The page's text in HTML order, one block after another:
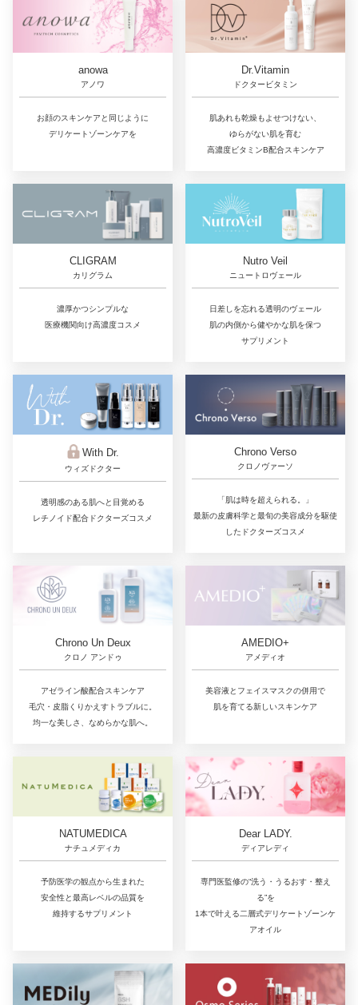
anowa
アノワ
お顔のスキンケアと同じように
デリケートゾーンケアを
Dr.Vitamin
ドクタービタミン
肌あれも乾燥もよせつけない、
ゆらがない肌を育む
高濃度ビタミンB配合スキンケア
CLIGRAM
カリグラム
濃厚かつシンプルな
医療機関向け高濃度コスメ
Nutro Veil
ニュートロヴェール
日差しを忘れる透明のヴェール
肌の内側から健やかな肌を保つ
サプリメント
With Dr.
ウィズドクター
透明感のある肌へと目覚める
レチノイド配合ドクターズコスメ
Chrono Verso
クロノヴァーソ
「肌は時を超えられる。」
最新の皮膚科学と最旬の美容成分を駆使
したドクターズコスメ
Chrono Un Deux
クロノ アンドゥ
アゼライン酸配合スキンケア
毛穴・皮脂くりかえすトラブルに。
均一な美しさ、なめらかな肌へ。
AMEDIO+
アメディオ
美容液とフェイスマスクの併用で
肌を育てる新しいスキンケア
NATUMEDICA
ナチュメディカ
予防医学の観点から生まれた
安全性と最高レベルの品質を
維持するサプリメント
Dear LADY.
ディアレディ
専門医監修の“洗う・うるおす・整え
る”を
1本で叶える二層式デリケートゾーンケ
アオイル